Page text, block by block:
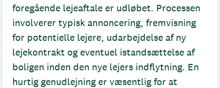
foregående lejeaftale er udløbet. Processen
involverer typisk annoncering, fremvisning
for potentielle lejere, udarbejdelse af ny
lejekontrakt og eventuel istandsættelse af
boligen inden den nye lejers indflytning. En
hurtig genudlejning er væsentlig for at